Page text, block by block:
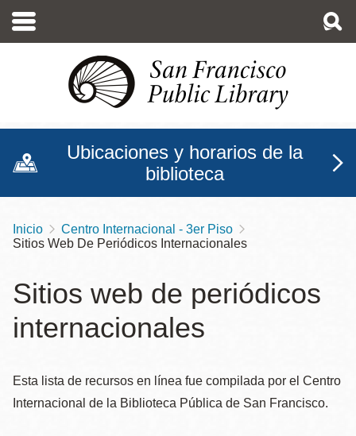
contenido
Ubicaciones y horarios de la
biblioteca
Sobrescribir
de
ayuda
a
navegación
Inicio
Centro Internacional - 3er Piso
Sitios Web De Periódicos Internacionales
Sitios web de periódicos
internacionales
Esta lista de recursos en línea fue compilada por el Centro
Internacional de la Biblioteca Pública de San Francisco.